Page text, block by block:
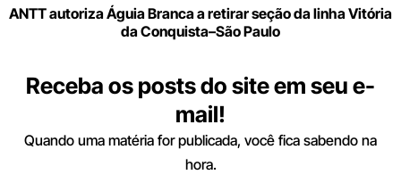
ANTT autoriza Águia Branca a retirar seção da linha Vitória
da Conquista–São Paulo
Receba os posts do site em seu e-
mail!
Quando uma matéria for publicada, você fica sabendo na
hora.